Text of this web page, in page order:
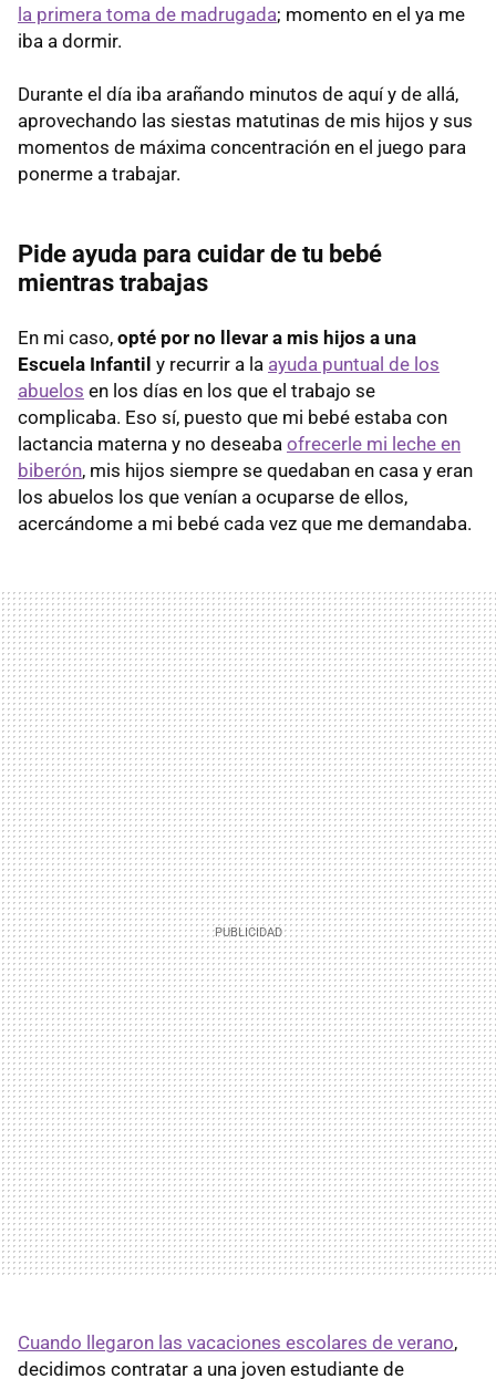
la primera toma de madrugada; momento en el ya me
iba a dormir.
Durante el día iba arañando minutos de aquí y de allá,
aprovechando las siestas matutinas de mis hijos y sus
momentos de máxima concentración en el juego para
ponerme a trabajar.
Pide ayuda para cuidar de tu bebé
mientras trabajas
En mi caso, opté por no llevar a mis hijos a una
Escuela Infantil y recurrir a la ayuda puntual de los
abuelos en los días en los que el trabajo se
complicaba. Eso sí, puesto que mi bebé estaba con
lactancia materna y no deseaba ofrecerle mi leche en
biberón, mis hijos siempre se quedaban en casa y eran
los abuelos los que venían a ocuparse de ellos,
acercándome a mi bebé cada vez que me demandaba.
Cuando llegaron las vacaciones escolares de verano,
decidimos contratar a una joven estudiante de